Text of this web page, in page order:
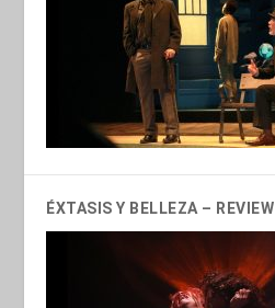
ÉXTASIS Y BELLEZA – REVIEW